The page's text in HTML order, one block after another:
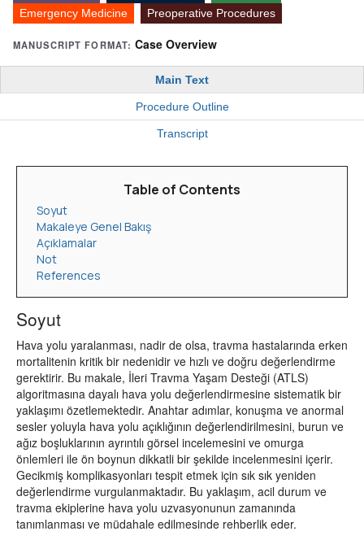
Emergency Medicine
Preoperative Procedures
MANUSCRIPT FORMAT: Case Overview
Main Text
Procedure Outline
Transcript
Table of Contents
Soyut
Makaleye Genel Bakış
Açıklamalar
Not
References
Soyut
Hava yolu yaralanması, nadir de olsa, travma hastalarında erken
mortalitenin kritik bir nedenidir ve hızlı ve doğru değerlendirme
gerektirir. Bu makale, İleri Travma Yaşam Desteği (ATLS)
algoritmasına dayalı hava yolu değerlendirmesine sistematik bir
yaklaşımı özetlemektedir. Anahtar adımlar, konuşma ve anormal
sesler yoluyla hava yolu açıklığının değerlendirilmesini, burun ve
ağız boşluklarının ayrıntılı görsel incelemesini ve omurga
önlemleri ile ön boynun dikkatli bir şekilde incelenmesini içerir.
Gecikmiş komplikasyonları tespit etmek için sık sık yeniden
değerlendirme vurgulanmaktadır. Bu yaklaşım, acil durum ve
travma ekiplerine hava yolu uzvasyonunun zamanında
tanımlanması ve müdahale edilmesinde rehberlik eder.